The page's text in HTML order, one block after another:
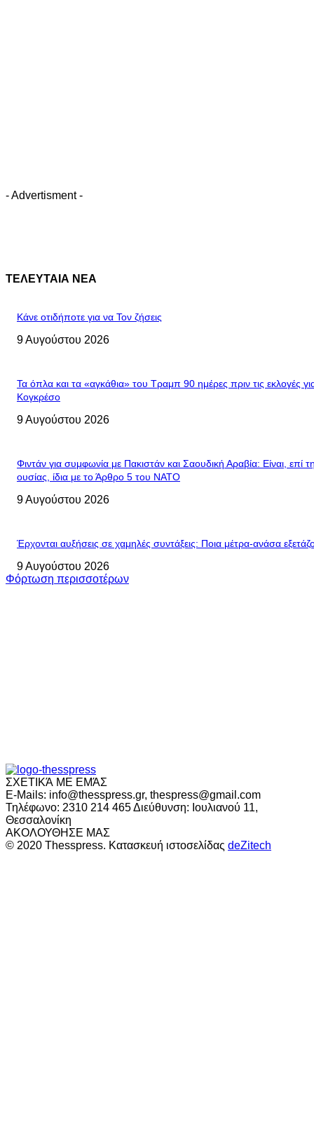
- Advertisment -
ΤΕΛΕΥΤΑΙΑ ΝΕΑ
Κάνε οτιδήποτε για να Τον ζήσεις
9 Αυγούστου 2026
Τα όπλα και τα «αγκάθια» του Τραμπ 90 ημέρες πριν τις εκλογές
Κογκρέσο
9 Αυγούστου 2026
Φιντάν για συμφωνία με Πακιστάν και Σαουδική Αραβία: Είναι, επί
ουσίας, ίδια με το Άρθρο 5 του ΝΑΤΟ
9 Αυγούστου 2026
Έρχονται αυξήσεις σε χαμηλές συντάξεις: Ποια μέτρα-ανάσα
9 Αυγούστου 2026
Φόρτωση περισσοτέρων
ΣΧΕΤΙΚΆ ΜΕ ΕΜΆΣ
E-Mails: info@thesspress.gr, thespress@gmail.com
Τηλέφωνο: 2310 214 465 Διεύθυνση: Ιουλιανού 11,
Θεσσαλονίκη
ΑΚΟΛΟΥΘΗΣΕ ΜΑΣ
© 2020 Thesspress. Κατασκευή ιστοσελίδας deZitech